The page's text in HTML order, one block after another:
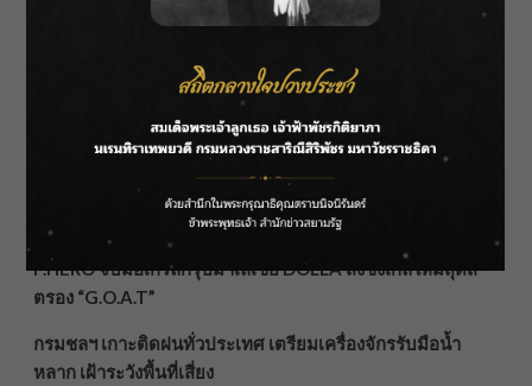
‘แมน การิน’ แชร์ความเชื่อชวนคิด! “อยากกินอะไรหลังจาก
ลาโลกนี้ ให้ใส่บาตรสิ่งนั้นไว้ตอนยังมีชีวิต”
ราชเลขานุการในพระองค์ฯ ติดตามโครงการหุบกะพง–ห้วย
ทรายใต้ เสริมความมั่นคงน้ำเพชรบุรี
F.HERO จับมือเกิร์ลกรุ๊ปมาเลเซีย DOLLA ส่งซิงเกิลใหม่สุดส
ตรอง “G.O.A.T”
กรมชลฯ เกาะติดฝนทั่วประเทศ เตรียมเครื่องจักรรับมือน้ำ
หลาก เฝ้าระวังพื้นที่เสี่ยง